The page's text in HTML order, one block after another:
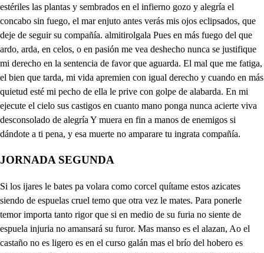
JORNADA SEGUNDA
Si los ijares le bates pa volara como corcel quítame estos azicates siendo de espuelas cruel temo que otra vez le mates. Para ponerle temor importa tanto rigor que si en medio de su furia no siente de espuela injuria no amansará su furor. Mas manso es el alazan, Ao el castaño no es ligero es en el curso galán mas el brío del hobero es natural, y galán. Extremado es el Tordillo ninguno excede al morcillo aunque el rucio le empareja siente mucho el freno asillo y con amor le podrás entrar encima una roca que es provado, es por demás si le lástimas la boca siempre temor le pondrás los mejores para mí son los dos que ayer corrí porque a sus plantas ligeras dieron valor las riberas. del ancho guadalquiví. Yo en esta razón me fundo pues de caballos no ceses porque caballos, Reimundo sabe que los Cordoveses son los mejores del mundo. Frisón a de ser Frances el buen lebrel Irlandes el Artífice Italiano, el buen León Africano y el caballo Cordones. Pocos Príncipes están en lo que aprenden tan diestros porque en casa esperaran ve y avisa a los Maestros que juntos aquí vendrán. Al punto a darme lición que es buena conversación aquí en el campo estaremos voy mira no esperemos mucho, si huuiere ocasión. Sabe mi padre en que entiende que he de obedecerte sabes ya poco el Sol nos ofende, la armonía delas aves el espíritu suspende. Toda esa Ribera bella, no hay corazón que no rinda que es peregrina su Estrella. mucho lo alabas Lucinda. señora crieme en ella. Esta orilla de Mondego que va con tanto sosiego llamas enel alma fragua Dios me defienda del agua que alza llamas como fuego. Oh sueña mi fantasía o es de aquesta Selva día, o Ángel, que Dios la suya quiere que por el arguya su celestial armonía Dame la caña fabricio pescare buen ejercicio Tu este mi deseo es este el primer Ángel es que de pescar tiene officio. Pesca el otro con Tobías y dio solo a un pez alcance pero entre estas agonías está en su primero lance pesco las entrañas mías. Con los divinos blasones que tu en esa caña pones, la sesquería engrandeces, pues en vez de pescar peces sabes pescar corazones. Dama que a Móndego vais ay que me ha visto el infante pobre de mí, no temáis, que yo vuestra pesca espante In antes señor me la honráis. echad el sedal, que os quiero comprar el lance primero. está el primero vendido pues contadme por perdido si al segundo vuestro espero Ya paciencia qué bella infancia pudiera ser de importancia quien en la perdida vuestra algo estuviera más diestra que estríbase mi ganancia Si vuestra ganancia estriba en que perdida resciba que me pierda ruego a Dios porque perdido por vos ganare un alma captiva. Por mi echad el lance aquí que quiero empezar perdiendo yo no puedo Infante ansí ganaros lo que pretendo harto habéis ganado en mí. No hay peces estos recelos no os contrasten, que los cielos haciendo a este río mercedes harán de estos ojos redes y de estas manos anzuelos Y si ya la sutil cerda llena de peces no veis es porque mi dicha acuerda que para que vos ganéis ese segundo yo pierda. Nada saco estoy corrida con todo el lance rescato qué rescatáis una vida mía, que a grande rato tiene vuestro anzuelo asida. Rescatareisla de balde otro mejor dueño dalde antes perdí de este robo toda mi gloria o qué bobo es mi andado para Alcalde En vos quiere amor que espere, alivio de mis suspiros si ayudaros se prefiere yo os prometo de serviros en todo cuanto pudiere Tanto mi bien se mejora o venturosa la hora que al campo salía espaciarme perdido, para ganarme Escucha a parte señora di el Príncipe mi señor te aguarda en esta alameda Tú viene mándato mayor Infante a Dios mi alma queda rica con este favor Don Tu Lucinda señora ven. La rueda un poco detén verdugo de mis cuidados porque a pesar delos hados pueda gozar de este bien. Aquí los maestros están y el músico está templando, con las de mi alma van estas cuerdas disonando más gusto no me darán. Dárate esgremir solaz en pecho de amor, la paz estruendo de amor destierra que cansado de su guerra busca descanso en la paz No puedo ahora esgrimir qué dese para después, gustarás tañer? y sentir lo que la música es, si es música un buen oír. Que aunque la prima me falta y es otra segunda falta y la tercera es distinta, ya queda una cuarta, y quinta, tocare una baja, y alta. pues empieza empezare la baja es, esa procura tocar alto tocaré la baja de mi ventura, que la alta no podré. En darle alcance porfía que es gallarda pieza fía que por descuido no quede harto he hecho, que no puede todo acabarse en un día. Mañana lo aprenderas Ino pudiere mañana otro día de espacio estás no fácil un bien se gana que lejos del blanco das quédese aquí un poco danza, a no hacerlo estoy dispuesto, que es no tener confianza por que no danzas, tan presto, no pretendo hacer mudanza, Quién de hacerla no se paga deja que esperiencia haga de alguna en que a mí me va la villa que tiempo aura en que amí me satisfaga, Deme aquí la conclusión para que tome afición del alma que es acto activo. del cuerpo apotencia vivo aquien da la perfectión. Que ella le da advierto y en faltando queda en calma este orgánico concierto luego que estoy sin alma sin corazón estoy muerto, Conclusión es verdadera que si yo vivo estuviera mi gloria viera cumplida, quiero ir a buscar mi vida antes que se vaya. B espera. Que voy pues sacando ya de esto cuatro conclusiones. si mi alma en tanto se va que sirviran las liciones al hombre que muerto esta Deja que vaya a saber si ha vivinhe de volver que en tu confuso decir no aprendo para vivir aprendo para aprender. Hoy te he visto solamente con tus maestros extraño, soy ya de penas creciente, y la venida de un año hace un pecho diferente Por hoy a lición se acorte que hay cosa que más importe a mi gusto ol ororio Oy esa escribe Don Pragora cartas escribe que me ha echado de su Corte. No quiera airar más el cielo que de su injusto rigor nuenas reliquias recelo. De quién es, decid señor esa carra de tu abuelo qué dice aún no la heleido Pues leela si eres servido Jeela, aunque yo sospecho que importa que esté mi pecho de paciencia apercibido. Yo el infelice Alfonso a ti inobediente hijo con sangre del alma mía estas razones escribo Si te parecieren duras porque condenan tus vicios considera que al enfermo le dan las purgas fastidio. Y más se debe estimar el rigor del buen amigo que del enemigo falso las blanduras, y el cariño Si eres Príncipe Sol claro que alumbra este reino antiguo y oposiciones de males eclipsan tus rayos mismos Desordenada la causa, por un infame apetito, que orden tendrán los efectos delos vasallos lascivos Avergüéncete don Pedro ser de una mujer captivo hecho otro Sardanapalo entre las piñas, y armiños. Sigue al amado de Juno en las hazañas que hizo no en las cosas que le infaman en nuestros gloriosos siglos Todo el tiempo que ha mujeres no se dio Anibal, fue invicto sujetó el mundo Alejandro fue su asombro el gran Rey Pirro Cesar alcanzó el Imperio Marco Antonio mandó a Egip gobernó Tarquino a Roma (to conservó a España Rodrigo Puso en estrecho a Judea el gran Capitán Asirio David triunfó del Gigante con dos piedras, y un pellico mas al instante que dieron a sus torpezas principio Y usaron de sus bravezas desonestos sacrificios borraron sus nobles hechos Alejandro, Anibal, Pirro. David, Tarquino, Holofernes César, Antonio, y Rodrigo, y tu conellos, los tuyos pondrás en eterno olvido. Si no huyes delos ojos, de ese hero Basilisco mira que el Rey de Aragón de tu repuesta offendido Contra tus ciudades todas levanta de Marte el grito por la tierra y por la mar cerca el Lusitano sitio. La tierra ocupan infantes la mar Galeras, Naviós, a Santaren parte luego a pertrechar tus Castillos Y pues tú diste la causa pon el remedio tú mismo ve luego, o mi maldición caiga sobre ti, y tus hijos Si esa mujer no dejares mientras yo en la guerra asisto. a Lusitania en armas puesta, y remedio no previenes? qué mujer señor es esta? que hijos más que a mí tienes? Don . callar te doy por repuesta. Guerra el d Aragón me a hecho, porque me encubres tu pecho? secretos saber procura cuando te traigan provecho, y los que son en mi daño también procura saber, uistodo vete voyme l caso extraño si te da vida mujer, con otra mujer te engaño. Maestros idos con el que obntión qué es esto padre cruel para que son estas cartas ya que de mi bien me apartas, no apartes el alma fiel, Si mi muerte solenizas por seguir tu antojo ciego cuanto más me martitizas está más vino mi fuego entre las muertas cenizas. No porque tu gusto sigo aborrecerla me obligo que es el amante leal la yesca, y el pedernal que lleva el fuego consigo. Partíreme a obedecerte mas cómo dare esta nueva? a dona Ines, caso fuerte! nueva la he de dar que lleva arrebozada la muerte. Por ambos señora envía y decidme con mi madre: quedaba mi señor padre? P.ay hijo del alma mía como he de poder dejaros que así os dejo? cuando; o cómo he de volver a gozaros mas qué es la ocasión o tómo? quiero volver a abrázaros. Mi regalo, dónde vas? a verte Don Pa. cuánto me amas? cómo a estos ojos Pran sí? y vos cuanto? como a mí pues como no me abrazáis. qué lindo padre Don . qué intentas quitarme tanto regalo, Porque en lágrimas revientas, Pray hijos por mi mal malos por tu mal nuestro bien cuentas que tienes padre, responde? esas lágrimas esconde espera te limpiare. las lágrimas delos ojos t P. no hay para que a la amistad corresponde, que esos niños te han mostrado no me quieres responder pues ya yo estoy enojado, otorne amandi que quiza no pudo volver. con los ninos se ha abrazado enel campo ahora extremo? algún mal subceso temo señor de que estas llorando, vuestro fuego estoy templando, que en el me consumo yquemo Mi señor que novedad es la que llorar os hizo? recelo esta escuridad que echar el cielo granizo es señal de tempestad. decildo, que fortaleza hallaréis en mi nobleza estás en mi sufrimiento son lágrimas de contento como en otros de tristeza. Que el corazón que os adora gusta lágrimas verter delas que el alma atesora como no os puedo hacer de todo ju